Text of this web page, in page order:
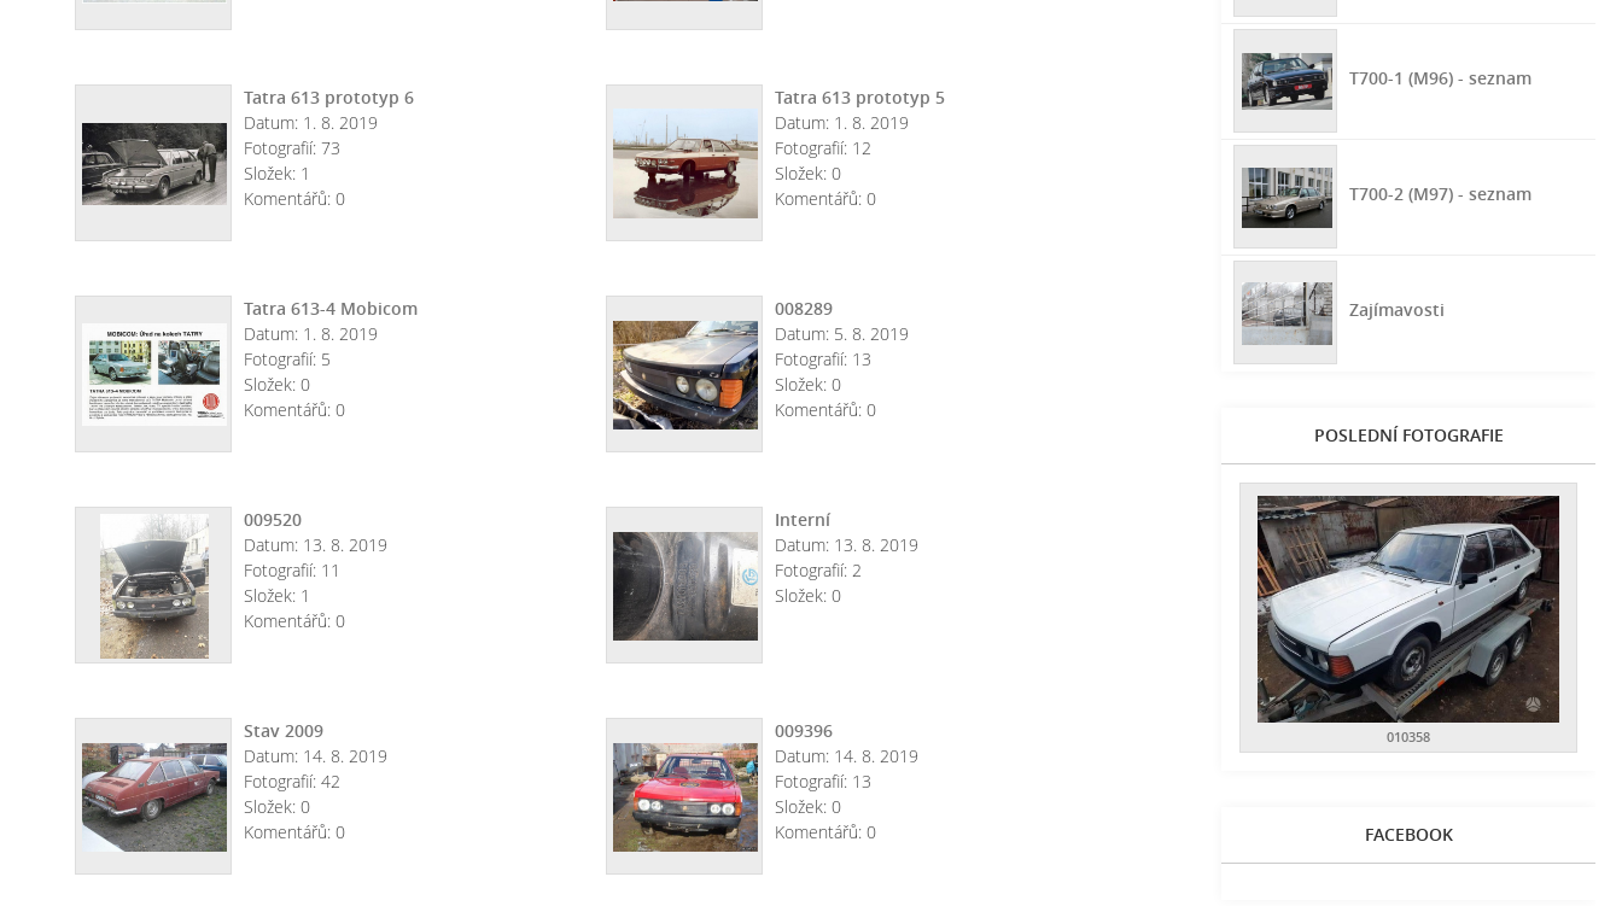
Tatra 613 prototyp 6
Datum: 1. 8. 2019
Fotografií: 73
Složek: 1
Komentářů: 0
Tatra 613 prototyp 5
Datum: 1. 8. 2019
Fotografií: 12
Složek: 0
Komentářů: 0
Tatra 613-4 Mobicom
Datum: 1. 8. 2019
Fotografií: 5
Složek: 0
Komentářů: 0
008289
Datum: 5. 8. 2019
Fotografií: 13
Složek: 0
Komentářů: 0
009520
Datum: 13. 8. 2019
Fotografií: 11
Složek: 1
Komentářů: 0
Interní
Datum: 13. 8. 2019
Fotografií: 2
Složek: 0
Stav 2009
Datum: 14. 8. 2019
Fotografií: 42
Složek: 0
Komentářů: 0
009396
Datum: 14. 8. 2019
Fotografií: 13
Složek: 0
Komentářů: 0
T700-1 (M96) - seznam
T700-2 (M97) - seznam
Zajímavosti
POSLEDNÍ FOTOGRAFIE
010358
FACEBOOK